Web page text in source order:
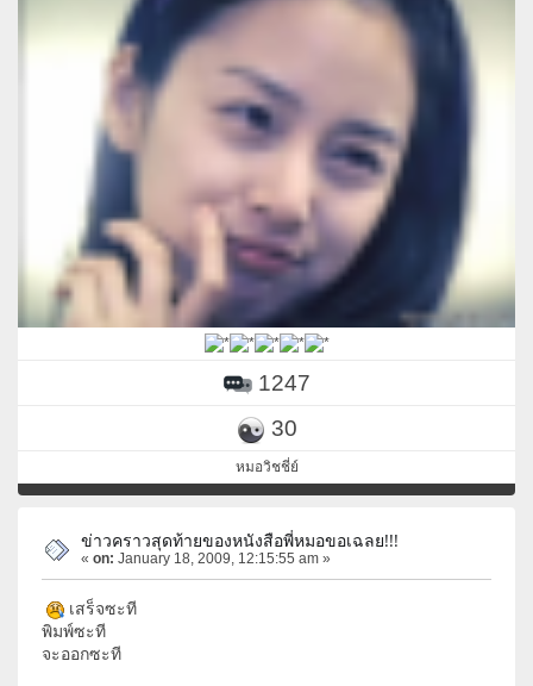
1247
30
หมอวิชชี่ย์
ข่าวคราวสุดท้ายของหนังสือพี่หมอขอเฉลย!!!
« on: January 18, 2009, 12:15:55 am »
เสร็จซะที
พิมพ์ซะที
จะออกซะที